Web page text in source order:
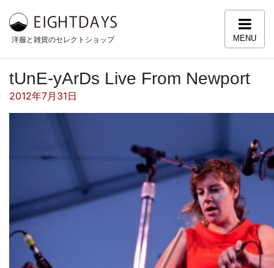
洋服と雑貨のセレクトショップ MENU
tUnE-yArDs Live From Newport
投稿日:
2012年7月31日